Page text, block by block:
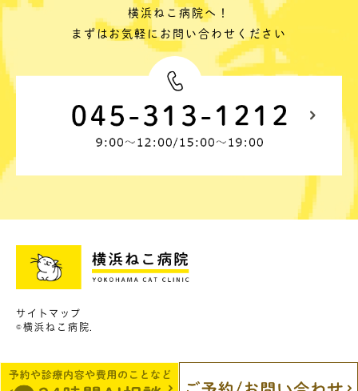
横浜ねこ病院へ！
まずはお気軽にお問い合わせください
サイトマップ
©横浜ねこ病院.